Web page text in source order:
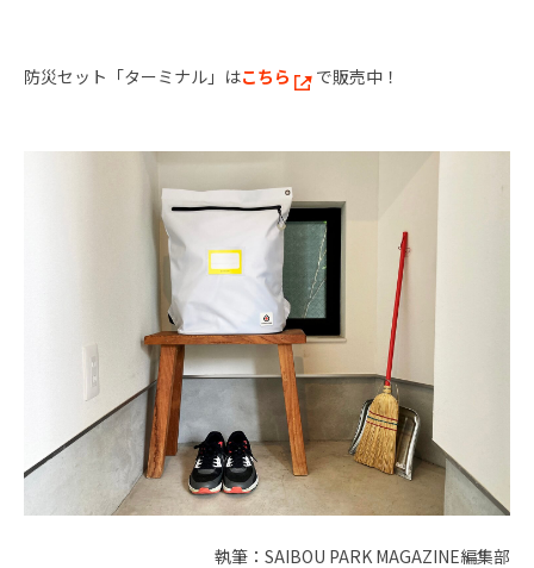
防災セット「ターミナル」はこちら で販売中！
執筆：SAIBOU PARK MAGAZINE編集部